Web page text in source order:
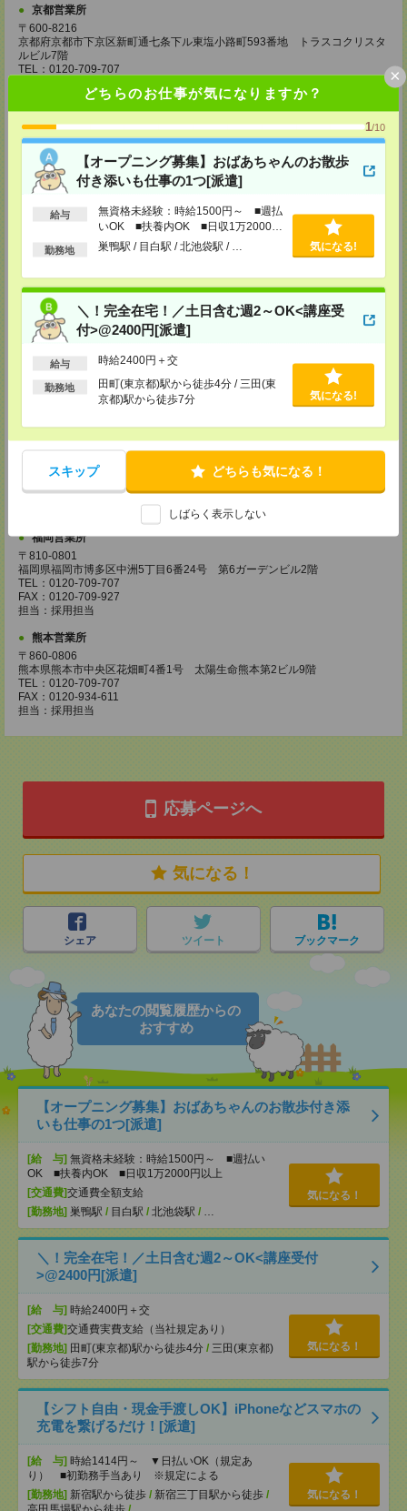
どちらのお仕事が気になりますか？
1/10
【オープニング募集】おばあちゃんのお散歩
付き添いも仕事の1つ[派遣]
給与
無資格未経験：時給1500円～ ■週払
いOK ■扶養内OK ■日収1万2000円
以上
勤務地 巣鴨駅 / 目白駅 / 北池袋駅 / … 気になる!
＼！完全在宅！／土日含む週2～OK<講座受
付>@2400円[派遣]
給与 時給2400円＋交
勤務地
田町(東京都)駅から徒歩4分 / 三田(東
京都)駅から徒歩7分
気になる!
スキップ どちらも気になる！
しばらく表示しない
×
京都営業所
〒600-8216
京都府京都市下京区新町通七条下ル東塩小路町593番地 トラスコクリスタ
ルビル7階
TEL：0120-709-707
担当：採用担当
大阪営業所
〒530-0017
大阪府大阪市北区角田町8番1号 大阪梅田ツインタワーズ・ノース34階
TEL：0120-995-985
FAX：0120-992-568
担当：採用担当
神戸営業所
〒650-0044
兵庫県神戸市中央区東川崎町1丁目3番3号 神戸ハーバーランドセンタービ
FAX：0120-709-785
担当：採用担当
広島営業所
〒730-0031
広島県広島市中区紙屋町2丁目1番地22号 広島興銀ビル11階
TEL：0120-709-707
FAX：0120-934-504
松山営業所
〒790-0003
愛媛県松山市三番町7丁目1番地21号 ジブラルタ生命松山ビル8階
FAX：0120-709-890
福岡営業所
〒810-0801
福岡県福岡市博多区中洲5丁目6番24号 第6ガーデンビル2階
TEL：0120-709-707
FAX：0120-709-927
担当：採用担当
熊本営業所
〒860-0806
熊本県熊本市中央区花畑町4番1号 太陽生命熊本第2ビル9階
TEL：0120-709-707
FAX：0120-934-611
担当：採用担当
応募ページへ
気になる！
シェア ツイート ブックマーク
あなたの閲覧履歴からの
おすすめ
【オープニング募集】おばあちゃんのお散歩付き添
いも仕事の1つ[派遣]
[給 与] 無資格未経験：時給1500円～ ■週払い
OK ■扶養内OK ■日収1万2000円以上
[交通費]交通費全額支給
[勤務地] 巣鴨駅 / 目白駅 / 北池袋駅 / …
気になる！
＼！完全在宅！／土日含む週2～OK<講座受付
>@2400円[派遣]
[給 与] 時給2400円＋交
[交通費]交通費実費支給（当社規定あり）
[勤務地] 田町(東京都)駅から徒歩4分 / 三田(東京都)
駅から徒歩7分
気になる！
【シフト自由・現金手渡しOK】iPhoneなどスマホの
充電を繋げるだけ！[派遣]
[給 与] 時給1414円～ ▼日払いOK（規定あ
り） ■初勤務手当あり ※規定による
[勤務地] 新宿駅から徒歩 / 新宿三丁目駅から徒歩 /
気になる！